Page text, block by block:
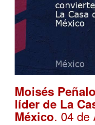
Moisés
líder de La
México. 04 de